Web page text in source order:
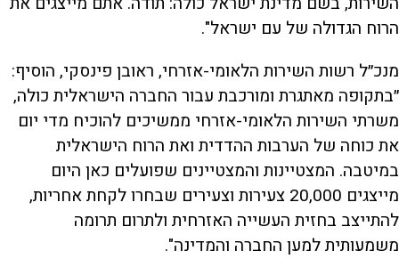
הרוח הגדולה של עם ישראל".
מנכ״ל רשות השירות הלאומי-אזרחי, ראובן פינסקי, הוסיף:
״בתקופה מאתגרת ומורכבת עבור החברה הישראלית כולה,
משרתי השירות הלאומי-אזרחי ממשיכים להוכיח מדי יום
את כוחה של הערבות ההדדית ואת הרוח הישראלית
במיטבה. המצטיינות והמצטיינים שפועלים כאן היום
מייצגים 20,000 צעירות וצעירים שבחרו לקחת אחריות,
להתייצב בחזית העשייה האזרחית ולתרום תרומה
משמעותית למען החברה והמדינה".